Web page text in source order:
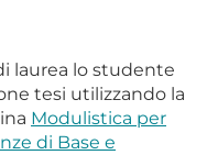
laurea lo studente
tesi utilizzando la
Modulistica per
di Base e